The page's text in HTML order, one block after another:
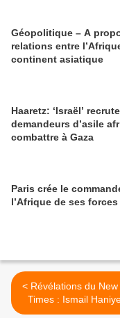
Géopolitique – A
relations entre
continent asiatique
Haaretz: ‘Israël’
demandeurs d’asile
combattre à Gaza
Paris crée le
l’Afrique de ses forces
< Révélations du New York
Times : Ismail
été tué par une